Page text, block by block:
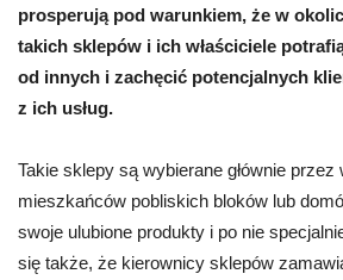
prosperują pod warunkiem, że w
takich sklepów i ich właściciele
od innych i zachęcić potencjalnych
z ich usług.
Takie sklepy są wybierane głównie przez
mieszkańców pobliskich bloków lub
swoje ulubione produkty i po nie
się także, że kierownicy sklepów